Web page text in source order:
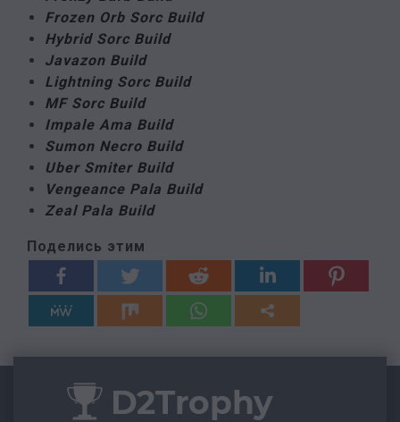
Frozen Orb Sorc Build
Hybrid Sorc Build
Javazon Build
Lightning Sorc Build
MF Sorc Build
Impale Ama Build
Sumon Necro Build
Uber Smiter Build
Vengeance Pala Build
Zeal Pala Build
Поделись этим